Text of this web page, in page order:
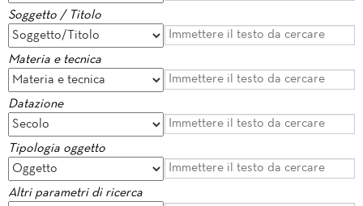
Soggetto / Titolo
Materia e tecnica
Datazione
Tipologia oggetto
Altri parametri di ricerca